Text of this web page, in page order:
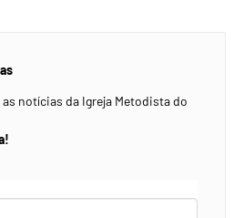
notícias da Igreja Metodista do